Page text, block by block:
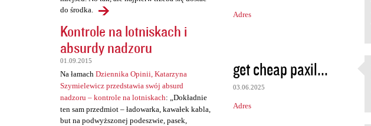
do środka.
Kontrole na lotniskach i
absurdy nadzoru
01.09.2015
Na łamach Dziennika Opinii, Katarzyna
Szymielewicz przedstawia swój absurd
nadzoru – kontrole na lotniskach: „Dokładnie
ten sam przedmiot – ładowarka, kawałek kabla,
but na podwyższonej podeszwie, pasek,
Adres
get cheap paxil...
03.06.2025
Adres